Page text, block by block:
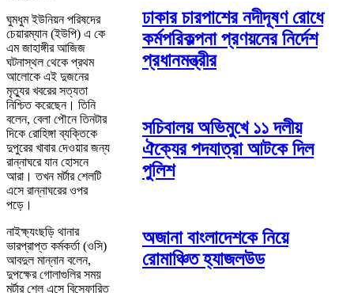
ঘুমধুম ইউনিয়ন পরিষদের
চেয়ারম্যান (ইউপি) এ কে
এম জাহাঙ্গীর আজিজ
ঘটনাস্থল থেকে প্রথম
আলোকে এই দুজনের
মৃত্যুর খবরের সত্যতা
নিশ্চিত করেছেন। তিনি
বলেন, বেলা পৌনে তিনটার
দিকে রোহিঙ্গা ব্যক্তিকে
দুপুরের খাবার দেওয়ার জন্য
রান্নাঘরে যান হোসনে
আরা। তখন মর্টার শেলটি
এসে রান্নাঘরের ওপর
পড়ে।
নাইক্ষ্যংছড়ি থানার
ভারপ্রাপ্ত কর্মকর্তা (ওসি)
আবদুল মান্নান বলেন,
দুপক্ষের গোলাগুলির সময়
মর্টার শেল এসে বিস্ফোরিত
ঢাকার চারপাশের নদীদূষণ রোধে
কর্মপরিকল্পনা প্রণয়নের নির্দেশ
প্রধানমন্ত্রীর
সচিবালয় অভিমুখে ১১ দলীয়
ঐক্যের পদযাত্রা আটকে দিল
পুলিশ
অজানা বাংলাদেশকে নিয়ে
রোমাঞ্চিত হ্যাজলউড